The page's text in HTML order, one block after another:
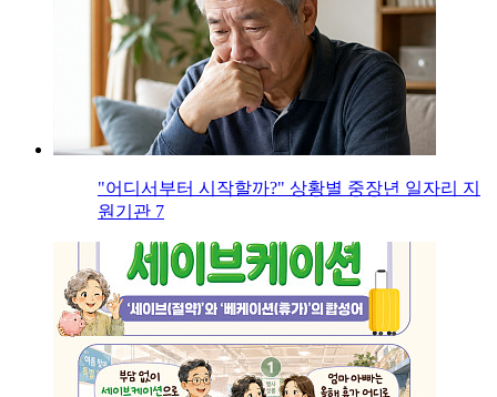
"어디서부터 시작할까?" 상황별 중장년 일자리 지
원기관 7